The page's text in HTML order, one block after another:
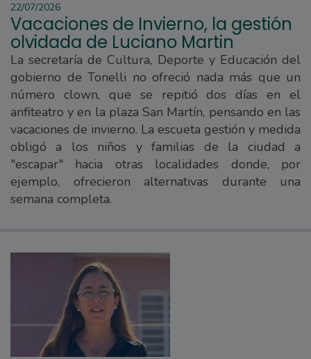
22/07/2026
Vacaciones de Invierno, la gestión
olvidada de Luciano Martin
La secretaría de Cultura, Deporte y Educación del
gobierno de Tonelli no ofreció nada más que un
número clown, que se repitió dos días en el
anfiteatro y en la plaza San Martín, pensando en las
vacaciones de invierno. La escueta gestión y medida
obligó a los niños y familias de la ciudad a
"escapar" hacia otras localidades donde, por
ejemplo, ofrecieron alternativas durante una
semana completa.